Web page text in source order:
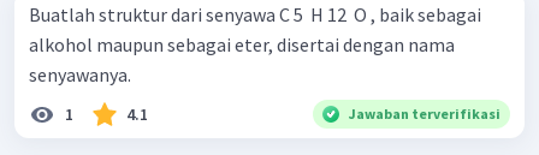
Buatlah struktur dari senyawa C 5 ​ H 12 ​ O , baik sebagai
alkohol maupun sebagai eter, disertai dengan nama
senyawanya.
1 4.1 Jawaban terverifikasi